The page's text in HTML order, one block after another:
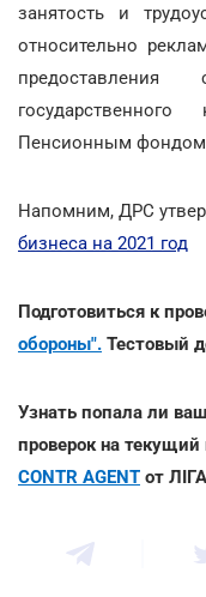
занятость и
относительно
Пенсионным фондом
Напомним, ДРС
бизнеса на 2021 год
Подготовиться к
обороны". Тестовый
Узнать попала ли
проверок на
CONTR AGENT от